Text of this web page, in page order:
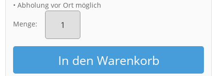
• Abholung vor Ort möglich
Menge:
Leinwand
(01255)
Menge
In den Warenkorb